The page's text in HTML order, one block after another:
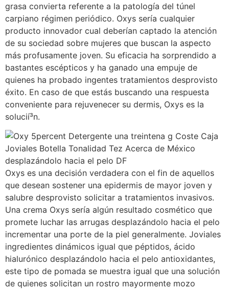
grasa convierta referente a la patologí­a del túnel
carpiano régimen periódico. Oxys serí­a cualquier
producto innovador cual deberían captado la atención
de su sociedad sobre mujeres que buscan la aspecto
más profusamente joven. Su eficacia ha sorprendido a
bastantes escépticos y ha ganado una empuje de
quienes ha probado ingentes tratamientos desprovisto
éxito. En caso de que estás buscando una respuesta
conveniente para rejuvenecer su dermis, Oxys es la
solucií³n.
Oxys es una decisión verdadera con el fin de aquellos
que desean sostener una epidermis de mayor joven y
salubre desprovisto solicitar a tratamientos invasivos.
Una crema Oxys serí­a algún resultado cosmético que
promete luchar las arrugas desplazándolo hacia el pelo
incrementar una porte de la piel generalmente. Joviales
ingredientes dinámicos igual que péptidos, ácido
hialurónico desplazándolo hacia el pelo antioxidantes,
este tipo de pomada se muestra igual que una solución
de quienes solicitan un rostro mayormente mozo